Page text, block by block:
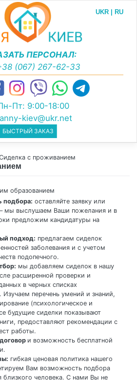
UKR RU
ПЕРСОНАЛ:
(067) 267-62-33
Пт: 9:00-18:00
kiev@ukr.net
БЫСТРЫЙ ЗАКАЗ
с проживанием
подбора: оставляйте заявку или
– мы выслушаем Ваши пожелания и в
предложим кандидатуры на
подход: предлагаем сиделок
заболевания и с учетом
подопечного.
мы добавляем сиделок в нашу
расширенной проверки и
в черных списках
Изучаем перечень умений и знаний,
(психологическое и
будущие сиделки показывают
предоставляют рекомендации с
работы.
и возможность бесплатной
гибкая ценовая политика нашего
Вам возможность подбора
человека. С нами Вы не